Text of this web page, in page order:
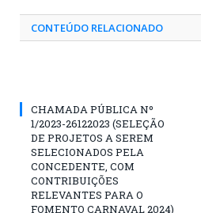
CONTEÚDO RELACIONADO
CHAMADA PÚBLICA Nº
1/2023-26122023 (SELEÇÃO
DE PROJETOS A SEREM
SELECIONADOS PELA
CONCEDENTE, COM
CONTRIBUIÇÕES
RELEVANTES PARA O
FOMENTO CARNAVAL 2024)